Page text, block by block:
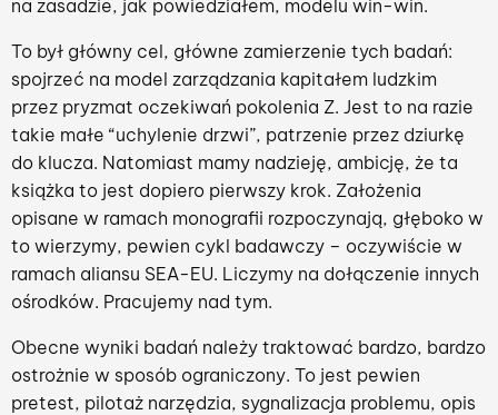
na zasadzie, jak powiedziałem, modelu win-win.
To był główny cel, główne zamierzenie tych badań:
spojrzeć na model zarządzania kapitałem ludzkim
przez pryzmat oczekiwań pokolenia Z. Jest to na razie
takie małe “uchylenie drzwi”, patrzenie przez dziurkę
do klucza. Natomiast mamy nadzieję, ambicję, że ta
książka to jest dopiero pierwszy krok. Założenia
opisane w ramach monografii rozpoczynają, głęboko w
to wierzymy, pewien cykl badawczy – oczywiście w
ramach aliansu SEA-EU. Liczymy na dołączenie innych
ośrodków. Pracujemy nad tym.
Obecne wyniki badań należy traktować bardzo, bardzo
ostrożnie w sposób ograniczony. To jest pewien
pretest, pilotaż narzędzia, sygnalizacja problemu, opis